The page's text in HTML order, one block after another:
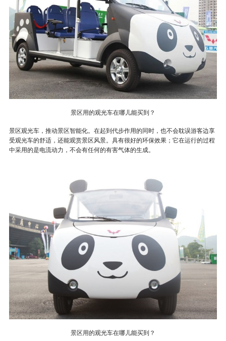
景区用的观光车在哪儿能买到？
景区观光车，推动景区智能化。在起到代步作用的同时，也不会耽误游客边享
受观光车的舒适，还能观赏景区风景。具有很好的环保效果；它在运行的过程
中采用的是电流动力，不会有任何的有害气体的生成。
景区用的观光车在哪儿能买到？